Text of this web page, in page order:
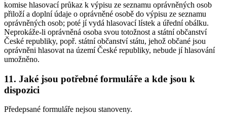
komise hlasovací průkaz k výpisu ze seznamu oprávněných osob
přiloží a doplní údaje o oprávněné osobě do výpisu ze seznamu
oprávněných osob; poté jí vydá hlasovací lístek a úřední obálku.
Neprokáže-li oprávněná osoba svou totožnost a státní občanství
České republiky, popř. státní občanství státu, jehož občané jsou
oprávněni hlasovat na území České republiky, nebude jí hlasování
umožněno.
11. Jaké jsou potřebné formuláře a kde jsou k
dispozici
Předepsané formuláře nejsou stanoveny.